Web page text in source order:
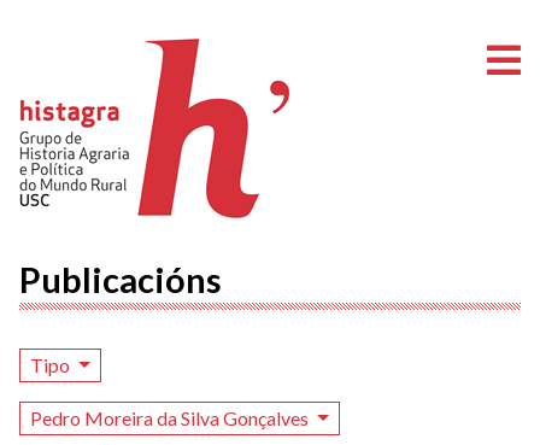
Publicacións
Tipo
Pedro Moreira da Silva Gonçalves